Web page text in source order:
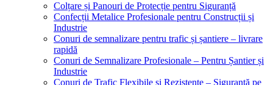
Colțare și Panouri de Protecție pentru Siguranță
Confecții Metalice Profesionale pentru Construcții și
Industrie
Conuri de semnalizare pentru trafic și șantiere – livrare
rapidă
Conuri de Semnalizare Profesionale – Pentru Șantier și
Industrie
Conuri de Trafic Flexibile și Rezistente – Siguranță pe